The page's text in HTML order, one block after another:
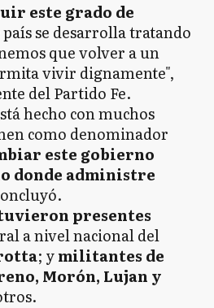
este grado de
país se desarrolla tratando
que volver a un
vivir dignamente",
del Partido Fe.
hecho con muchos
como denominador
este gobierno
donde administre
presentes
a nivel nacional del
; ymilitantes de
Morón, Lujan y